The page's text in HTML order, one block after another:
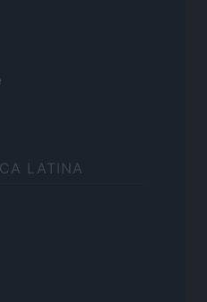
LATINA